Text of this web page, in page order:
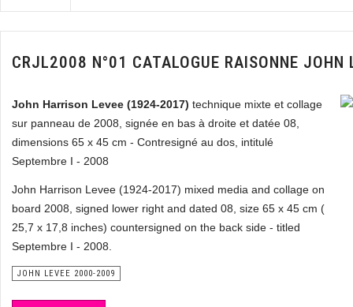
CRJL2008 N°01 CATALOGUE RAISONNE JOHN
John Harrison Levee (1924-2017) technique mixte et collage
sur panneau de 2008, signée en bas à droite et datée 08,
dimensions 65 x 45 cm - Contresigné au dos, intitulé
Septembre I - 2008
John Harrison Levee (1924-2017) mixed media and collage on
board 2008, signed lower right and dated 08, size 65 x 45 cm (
25,7 x 17,8 inches) countersigned on the back side - titled
Septembre I - 2008.
JOHN LEVEE 2000-2009